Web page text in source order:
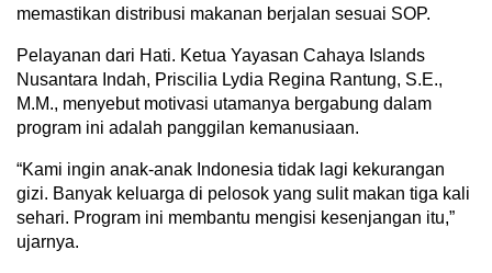
memastikan distribusi makanan berjalan sesuai SOP.
Pelayanan dari Hati. Ketua Yayasan Cahaya Islands
Nusantara Indah, Priscilia Lydia Regina Rantung, S.E.,
M.M., menyebut motivasi utamanya bergabung dalam
program ini adalah panggilan kemanusiaan.
“Kami ingin anak-anak Indonesia tidak lagi kekurangan
gizi. Banyak keluarga di pelosok yang sulit makan tiga kali
sehari. Program ini membantu mengisi kesenjangan itu,”
ujarnya.